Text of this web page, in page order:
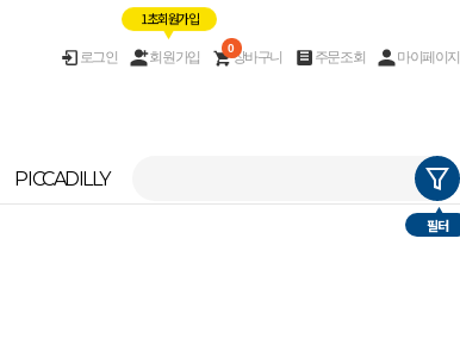
로그인 회원가입
1초 회원가입
장바구니
0
주문조회 마이페이지
PICCADILLY
필터